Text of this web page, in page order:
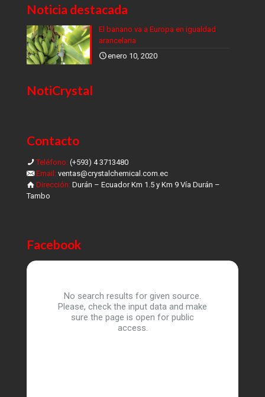
Noticia destacada
El banano va a Europa en igualdad
arancelaria
enero 10, 2020
NotiCrystal
Contacto
Teléfono: (+593) 4 3713480
Email: ventas@crystalchemical.com.ec
Dirección: Durán – Ecuador Km 1.5 y Km 9 Vía Durán –
Tambo
Facebook
No search results for given source.
Please, check the input data and make
sure the page is open for public
access.